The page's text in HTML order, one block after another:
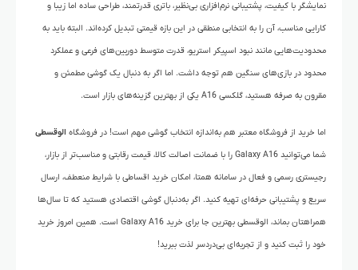
نمایشگر با کیفیت، پشتیبانی نرم‌افزاری بی‌نظیر، باتری قدرتمند، طراحی ساده اما زیبا و
کارایی مناسب، آن را به انتخابی منطقی در این بازه قیمتی تبدیل کرده‌اند. البته باید به
محدودیت‌هایی مانند نبود اسپیکر استریو، قدرت متوسط دوربین‌های فرعی و عملکرد
محدود در بازی‌های سنگین هم توجه داشت. اما اگر به دنبال یک گوشی مطمئن و
مقرون به صرفه هستید، گلکسی A16 یکی از بهترین گزینه‌های بازار است.
اما خرید از فروشگاه معتبر هم به‌اندازه انتخاب گوشی مهم است! در فروشگاه الوقسطی
شما می‌توانید Galaxy A16 را با ضمانت اصالت کالا، قیمت رقابتی و مناسب‌تر از بازار،
رجیستری رسمی و فعال در سامانه همتا، امکان خرید اقساطی با شرایط منعطف، ارسال
سریع و پشتیبانی حرفه‌ای تهیه کنید. اگر به‌دنبال گوشی اقتصادی هستید که تا سال‌ها
همراهتان بماند، الوقسطی بهترین جا برای خرید Galaxy A16 است. همین امروز خرید
خود را ثبت کنید و از تجربه‌ای بی‌دردسر لذت ببرید!